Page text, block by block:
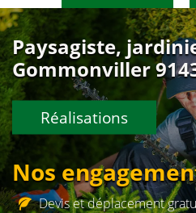
Paysagiste,
Gommonviller
Réalisations
Nos
Devis et déplacement